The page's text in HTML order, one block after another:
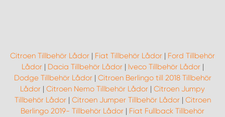
Citroen Tillbehör Lådor | Fiat Tillbehör Lådor | Ford Tillbehör
Lådor| Dacia Tillbehör Lådor| Iveco Tillbehör Lådor|
Dodge Tillbehör Lådor| Citroen Berlingo till 2018 Tillbehör
Lådor | Citroen Nemo Tillbehör Lådor | Citroen Jumpy
Tillbehör Lådor| Citroen Jumper Tillbehör Lådor| Citroen
Berlingo 2019- Tillbehör Lådor | Fiat Fullback Tillbehör